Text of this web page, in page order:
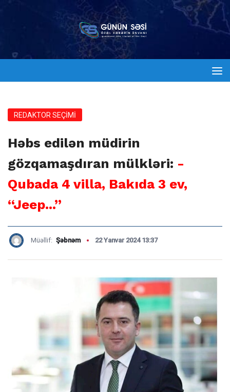
REDAKTOR SEÇİMİ
Həbs edilən müdirin
gözqamaşdıran mülkləri: -
Qubada 4 villa, Bakıda 3 ev,
“Jeep...”
Müəllif: Şəbnəm 22 Yanvar 2024 13:37